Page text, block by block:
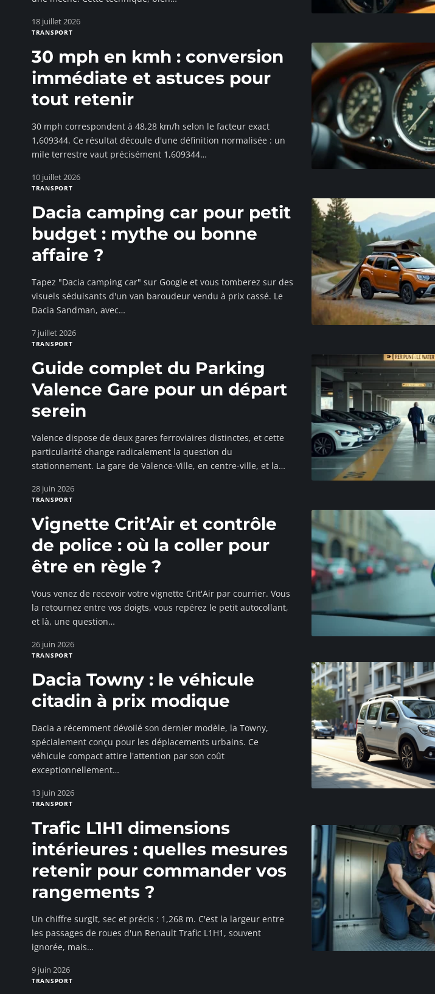
18 juillet 2026
TRANSPORT
30 mph en kmh : conversion
immédiate et astuces pour
tout retenir
30 mph correspondent à 48,28 km/h selon le facteur exact
1,609344. Ce résultat découle d'une définition normalisée : un
mile terrestre vaut précisément 1,609344…
10 juillet 2026
TRANSPORT
Dacia camping car pour petit
budget : mythe ou bonne
affaire ?
Tapez "Dacia camping car" sur Google et vous tomberez sur des
visuels séduisants d'un van baroudeur vendu à prix cassé. Le
Dacia Sandman, avec…
7 juillet 2026
TRANSPORT
Guide complet du Parking
Valence Gare pour un départ
serein
Valence dispose de deux gares ferroviaires distinctes, et cette
particularité change radicalement la question du
stationnement. La gare de Valence-Ville, en centre-ville, et la…
28 juin 2026
TRANSPORT
Vignette Crit’Air et contrôle
de police : où la coller pour
être en règle ?
Vous venez de recevoir votre vignette Crit'Air par courrier. Vous
la retournez entre vos doigts, vous repérez le petit autocollant,
et là, une question…
26 juin 2026
TRANSPORT
Dacia Towny : le véhicule
citadin à prix modique
Dacia a récemment dévoilé son dernier modèle, la Towny,
spécialement conçu pour les déplacements urbains. Ce
véhicule compact attire l'attention par son coût
exceptionnellement…
13 juin 2026
TRANSPORT
Trafic L1H1 dimensions
intérieures : quelles mesures
retenir pour commander vos
rangements ?
Un chiffre surgit, sec et précis : 1,268 m. C'est la largeur entre
les passages de roues d'un Renault Trafic L1H1, souvent
ignorée, mais…
9 juin 2026
TRANSPORT